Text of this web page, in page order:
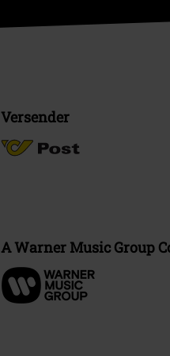
Versender
A Warner Music Group